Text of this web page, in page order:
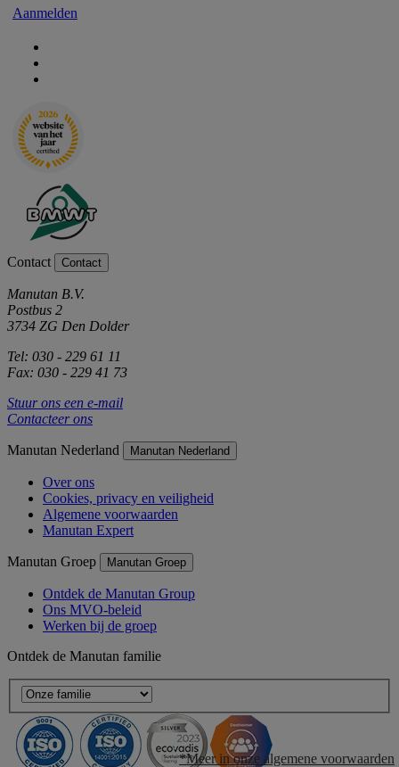
*Meer in onze algemene voorwaarden
Aanmelden
Contact Contact
Manutan B.V.
Postbus 2
3734 ZG Den Dolder
Tel: 030 - 229 61 11
Fax: 030 - 229 41 73
Stuur ons een e-mail
Contacteer ons
Manutan Nederland Manutan Nederland
Over ons
Cookies, privacy en veiligheid
Algemene voorwaarden
Manutan Expert
Manutan Groep Manutan Groep
Ontdek de Manutan Group
Ons MVO-beleid
Werken bij de groep
Ontdek de Manutan familie